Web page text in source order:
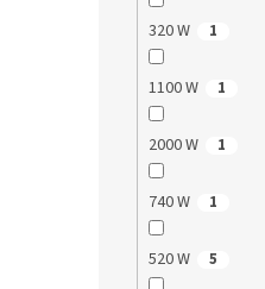
320 W 1
1100 W 1
2000 W 1
740 W 1
520 W 5